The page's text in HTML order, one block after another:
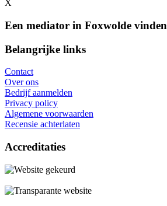
X
Een mediator in Foxwolde vinden
Belangrijke links
Contact
Over ons
Bedrijf aanmelden
Privacy policy
Algemene voorwaarden
Recensie achterlaten
Accreditaties